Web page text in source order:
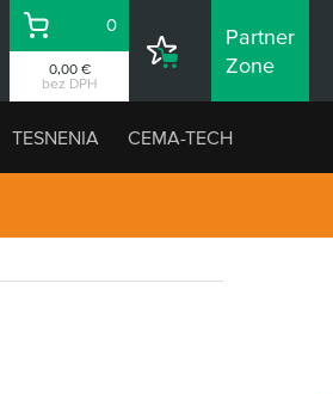
0,00 €
bez DPH
Košík
0
Nákupný
Partner
Zone
TESNENIA CEMA-TECH